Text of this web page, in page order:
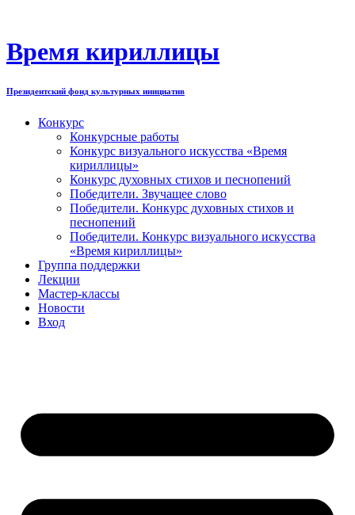
содержимому
Время кириллицы
Президентский фонд культурных инициатив
Конкурс
Конкурсные работы
Конкурс визуального искусства «Время
кириллицы»
Конкурс духовных стихов и песнопений
Победители. Звучащее слово
Победители. Конкурс духовных стихов и
песнопений
Победители. Конкурс визуального искусства
«Время кириллицы»
Группа поддержки
Лекции
Мастер-классы
Новости
Вход